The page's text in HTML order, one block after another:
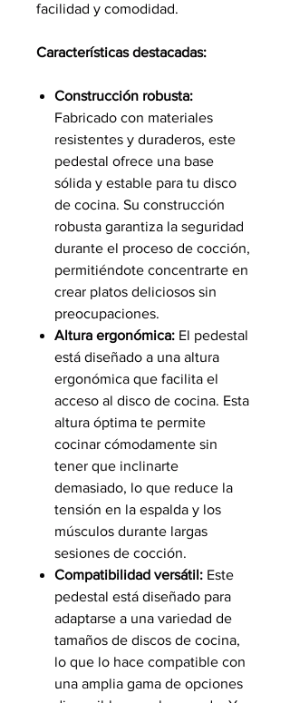
facilidad y comodidad.
Características destacadas:
Construcción robusta:
Fabricado con materiales
resistentes y duraderos, este
pedestal ofrece una base
sólida y estable para tu disco
de cocina. Su construcción
robusta garantiza la seguridad
durante el proceso de cocción,
permitiéndote concentrarte en
crear platos deliciosos sin
preocupaciones.
Altura ergonómica: El pedestal
está diseñado a una altura
ergonómica que facilita el
acceso al disco de cocina. Esta
altura óptima te permite
cocinar cómodamente sin
tener que inclinarte
demasiado, lo que reduce la
tensión en la espalda y los
músculos durante largas
sesiones de cocción.
Compatibilidad versátil: Este
pedestal está diseñado para
adaptarse a una variedad de
tamaños de discos de cocina,
lo que lo hace compatible con
una amplia gama de opciones